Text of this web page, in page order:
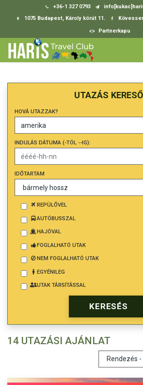
+36-1 327 0793
1075 Budapest, Károly körút 11.
Partnerkapu
UTAZÁS KERESŐ
HOVÁ UTAZZAK?
INDULÁS DÁTUMA (-TÓL --IG):
IDŐTARTAM
REPÜLŐVEL
AUTÓBUSSZAL
HAJÓVAL
FOGLALHATÓ UTAK
NEM FOGLALHATÓ UTAK
EGYÉNILEG
UTAK TÁRSÍTÁSSAL
14 UTAZÁSI AJÁNLAT